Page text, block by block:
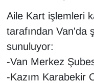
Aile Kart işlemleri
tarafından Van'da
sunuluyor:
-Van Merkez
-Kazım Karabekir
YEREL